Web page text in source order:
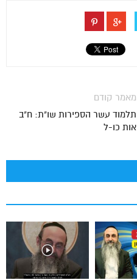
מאמר קודם
תלמוד עשר הספירות שו"ת: ח"ב
אות כו-ל